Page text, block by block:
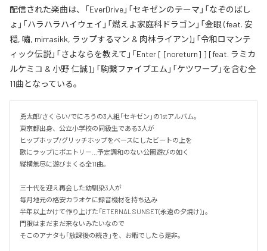
配信された楽曲は、「EverDrive」「セキゼンのテーマ」「なぞのばし
ょ」「ハラハラハイウェイ」「燃えよ家庭科ドラゴン」「金眼 (feat. 安
穏, 嘯, mirrasikk, ラップするマン & 肉林ライアン)」「令和ロマンテ
ィック伝説」「さよならを教えて」「Enter [ [noreturn] ] [feat. ラミカ
ルケミコ & 小野 仁誠]」「駒繋ファイブエム」「ケツワープ」を含む全
11曲となっている。
勇太郎/さくらい/でにろうの3人組「セキゼン」の1stアルバム。
東京都出身、公立小学校の同級生である3人が
ヒップホップ/グリッチホップをベースにしたビートの上を
歌にラップにポエトリー…予定調和のない公園遊びの如く
縦横無尽に遊びまくる全11曲。
三十代を迎え再会した幼馴染3人が
毎月地元の格安カラオケに録音機材を持ち込み
半年以上かけて作り上げた「ETERNAL SUNSET(永遠の夕焼け)」。
門限はまだまだ来ないみたいなので
そこのアナタも「放課後の続き」を、お暇でしたら是非。